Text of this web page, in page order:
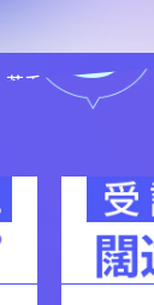
若手エンジニアコ